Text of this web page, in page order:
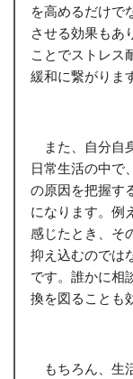
を高めるだけで
させる効果もあ
ことでストレス
緩和に繋がりま
また、自分自
日常生活の中で
の原因を把握す
になります。例
感じたとき、そ
抑え込むのでは
です。誰かに相
換を図ることも
もちろん、生